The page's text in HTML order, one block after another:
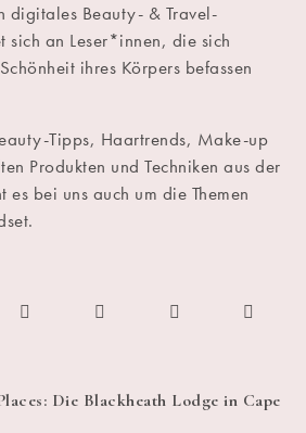
digitales Beauty- & Travel-
sich an Leser*innen, die sich
ihres Körpers befassen
Tipps, Haartrends, Make-up
Produkten und Techniken aus der
bei uns auch um die Themen
Die Blackheath Lodge in Cape